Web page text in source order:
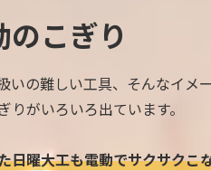
こぎり
の難しい工具、そんなイメ
がいろいろ出ています。
曜大工も電動でサクサクこ